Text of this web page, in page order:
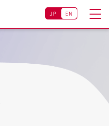
JP EN